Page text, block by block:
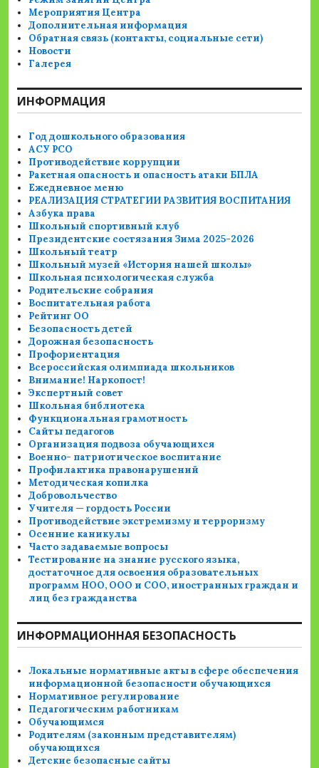
Мероприятия Центра
Дополнительная информация
Обратная связь (контакты, социальные сети)
Новости
Галерея
ИНФОРМАЦИЯ
Год дошкольного образования
АСУ РСО
Противодействие коррупции
Ракетная опасность и опасность атаки БПЛА
Ежедневное меню
РЕАЛИЗАЦИЯ СТРАТЕГИИ РАЗВИТИЯ ВОСПИТАНИЯ
Азбука права
Школьный спортивный клуб
Президентские состязания Зима 2025-2026
Школьный театр
Школьный музей «История нашей школы»
Школьная психологическая служба
Родительские собрания
Воспитательная работа
Рейтинг ОО
Безопасность детей
Дорожная безопасность
Профориентация
Всероссийская олимпиада школьников
Внимание! Наркопост!
Экспертный совет
Школьная библиотека
Функциональная грамотность
Сайты педагогов
Организация подвоза обучающихся
Военно- патриотическое воспитание
Профилактика правонарушений
Методическая копилка
Добровольчество
Учителя — гордость России
Противодействие экстремизму и терроризму
Осенние каникулы
Часто задаваемые вопросы
Тестирование на знание русского языка,
достаточное для освоения образовательных
программ НОО, ООО и СОО, иностранных граждан и
лиц без гражданства
ИНФОРМАЦИОННАЯ БЕЗОПАСНОСТЬ
Локальные нормативные акты в сфере обеспечения
информационной безопасности обучающихся
Нормативное регулирование
Педагогическим работникам
Обучающимся
Родителям (законным представителям)
обучающихся
Детские безопасные сайты